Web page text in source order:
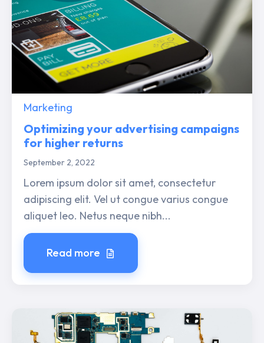
Marketing
Optimizing your advertising campaigns
for higher returns
September 2, 2022
Lorem ipsum dolor sit amet, consectetur
adipiscing elit. Vel ut congue varius congue
aliquet leo. Netus neque nibh...
Read more